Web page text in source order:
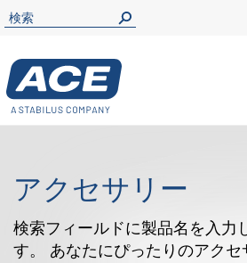
アクセサリー
検索フィールドに製品名を入力
す。 あなたにぴったりのアクセ